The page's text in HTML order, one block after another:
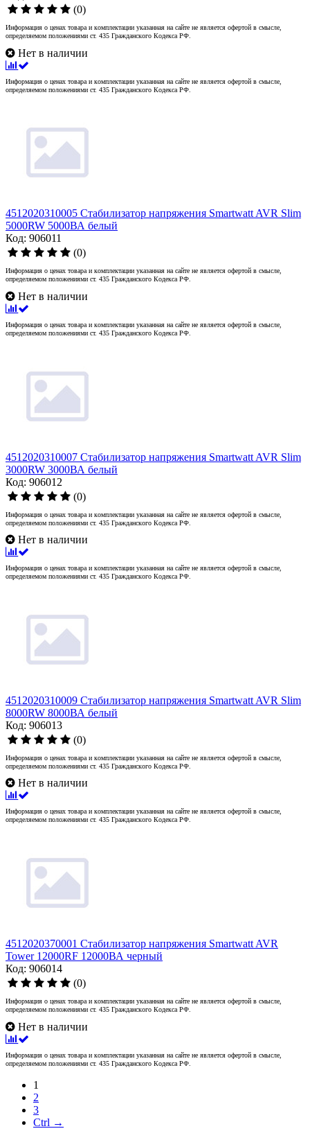
(0)
Информация о ценах товара и комплектации указанная на сайте не является офертой в смысле,
определяемом положениями ст. 435 Гражданского Кодекса РФ.
Нет в наличии
Информация о ценах товара и комплектации указанная на сайте не является офертой в смысле,
определяемом положениями ст. 435 Гражданского Кодекса РФ.
4512020310005 Стабилизатор напряжения Smartwatt AVR Slim
5000RW 5000ВА белый
Код: 906011
(0)
Информация о ценах товара и комплектации указанная на сайте не является офертой в смысле,
определяемом положениями ст. 435 Гражданского Кодекса РФ.
Нет в наличии
Информация о ценах товара и комплектации указанная на сайте не является офертой в смысле,
определяемом положениями ст. 435 Гражданского Кодекса РФ.
4512020310007 Стабилизатор напряжения Smartwatt AVR Slim
3000RW 3000ВА белый
Код: 906012
(0)
Информация о ценах товара и комплектации указанная на сайте не является офертой в смысле,
определяемом положениями ст. 435 Гражданского Кодекса РФ.
Нет в наличии
Информация о ценах товара и комплектации указанная на сайте не является офертой в смысле,
определяемом положениями ст. 435 Гражданского Кодекса РФ.
4512020310009 Стабилизатор напряжения Smartwatt AVR Slim
8000RW 8000ВА белый
Код: 906013
(0)
Информация о ценах товара и комплектации указанная на сайте не является офертой в смысле,
определяемом положениями ст. 435 Гражданского Кодекса РФ.
Нет в наличии
Информация о ценах товара и комплектации указанная на сайте не является офертой в смысле,
определяемом положениями ст. 435 Гражданского Кодекса РФ.
4512020370001 Стабилизатор напряжения Smartwatt AVR
Tower 12000RF 12000ВА черный
Код: 906014
(0)
Информация о ценах товара и комплектации указанная на сайте не является офертой в смысле,
определяемом положениями ст. 435 Гражданского Кодекса РФ.
Нет в наличии
Информация о ценах товара и комплектации указанная на сайте не является офертой в смысле,
определяемом положениями ст. 435 Гражданского Кодекса РФ.
1
2
3
Ctrl →